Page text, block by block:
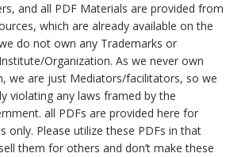
and all PDF Materials are provided from
which are already available on the
do not own any Trademarks or
Organization. As we never own
we are just Mediators/facilitators, so we
violating any laws framed by the
all PDFs are provided here for
only. Please utilize these PDFs in that
them for others and don’t make these